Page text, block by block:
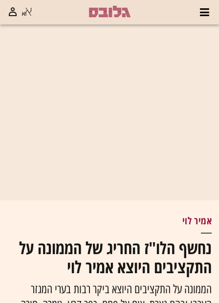
אמיר לוי
נחשף הלו"ז החריג של הממונה על
התקציבים היוצא אמיר לוי
הממונה על התקציבים היוצא ביקר רבות בערי המגזר